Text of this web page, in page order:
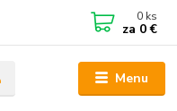
Menu
0 ks
za 0 €